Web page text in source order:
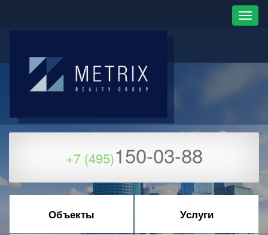
+7 (495)150-03-88
Объекты Услуги